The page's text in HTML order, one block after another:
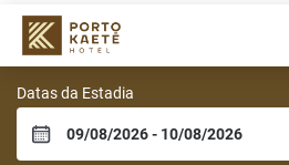
PORTO
Datas da Estadia